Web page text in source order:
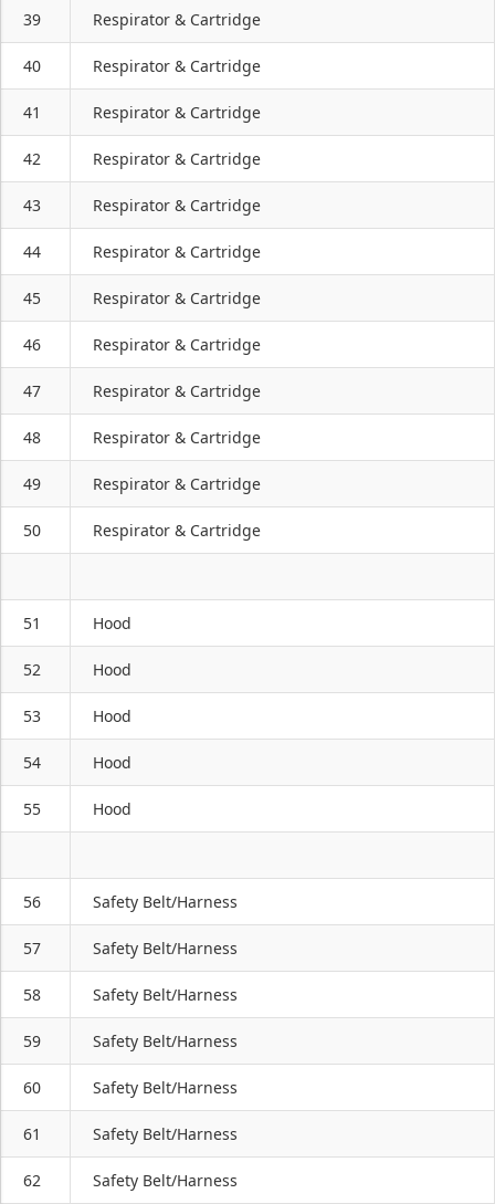
39 Respirator & Cartridge
40 Respirator & Cartridge
41 Respirator & Cartridge
42 Respirator & Cartridge
43 Respirator & Cartridge
44 Respirator & Cartridge
45 Respirator & Cartridge
46 Respirator & Cartridge
47 Respirator & Cartridge
48 Respirator & Cartridge
49 Respirator & Cartridge
50 Respirator & Cartridge
51 Hood
52 Hood
53 Hood
54 Hood
55 Hood
56 Safety Belt/Harness
57 Safety Belt/Harness
58 Safety Belt/Harness
59 Safety Belt/Harness
60 Safety Belt/Harness
61 Safety Belt/Harness
62 Safety Belt/Harness